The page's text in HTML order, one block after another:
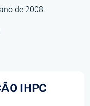
de 2008.
IHPC